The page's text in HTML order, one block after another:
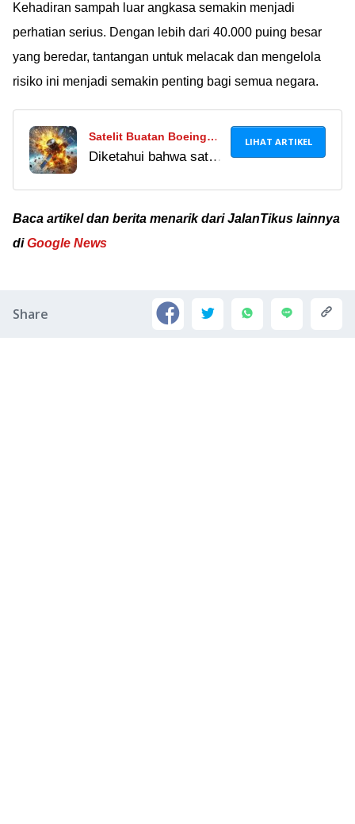
Kehadiran sampah luar angkasa semakin menjadi
perhatian serius. Dengan lebih dari 40.000 puing besar
yang beredar, tantangan untuk melacak dan mengelola
risiko ini menjadi semakin penting bagi semua negara.
Satelit Buatan Boeing
Hancur Di Orbit,
Diketahui bahwa satelit
pada separuh Bumi.
Namun, apakah
LIHAT ARTIKEL
Baca artikel dan berita menarik dari JalanTikus lainnya
diGoogle News
Share